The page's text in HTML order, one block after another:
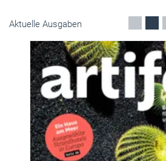
Aktuelle Ausgaben